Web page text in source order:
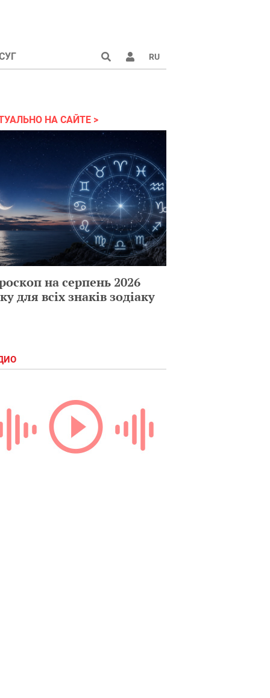
RU
2022
НА САЙТЕ
на серпень 2026
для всіх знаків зодіаку